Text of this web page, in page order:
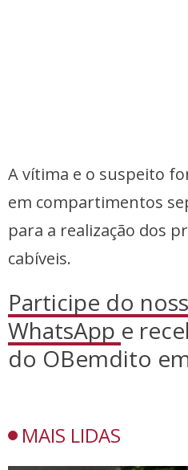
A vítima e o suspeito
em compartimentos
para a realização dos
cabíveis.
Participe do
WhatsApp e
do OBemdito
MAIS LIDAS